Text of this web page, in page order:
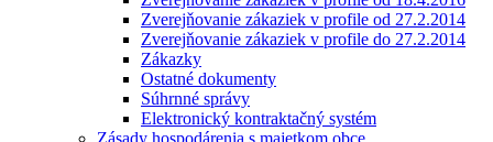
Zverejňovanie zákaziek v profile od 27.2.2014
Zverejňovanie zákaziek v profile do 27.2.2014
Zákazky
Ostatné dokumenty
Súhrnné správy
Elektronický kontraktačný systém
Zásady hospodárenia s majetkom obce